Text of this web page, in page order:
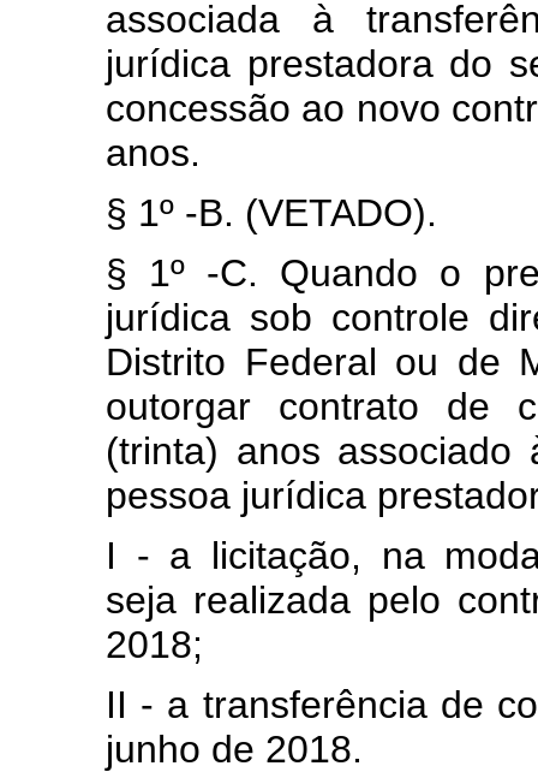
associada à
jurídica prestadora do
concessão ao novo
anos.
§ 1º -B. (VETADO).
§ 1º -C. Quando o
jurídica sob controle
Distrito Federal ou de
outorgar contrato de
(trinta) anos
pessoa jurídica
I - a licitação, na
seja realizada pelo
2018;
II - a transferência de
junho de 2018.